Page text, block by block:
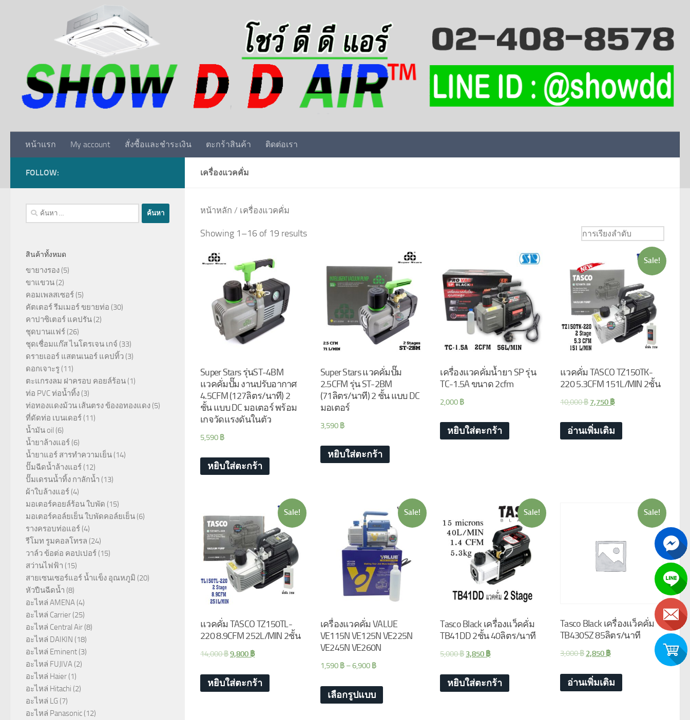
หน้าแรก My account สั่งซื้อและชำระเงิน ตะกร้าสินค้า ติดต่อเรา
เครื่องแวคคั่ม
หน้าหลัก / เครื่องแวคคั่ม
Showing 1–16 of 19 results
Super Stars รุ่นST-4BM
แวคคั่มปั๊ม งานปรับอากาศ
4.5CFM (127ลิตร/นาที) 2
ชั้น แบบ DC มอเตอร์ พร้อม
เกจวัดแรงดันในตัว
5,590 ฿
หยิบใส่ตะกร้า
Super Stars แวคคั่มปั๊ม
2.5CFM รุ่น ST-2BM
(71ลิตร/นาที) 2 ชั้น แบบ DC
มอเตอร์
3,590 ฿
หยิบใส่ตะกร้า
เครื่องแวคคั่มน้ำยา SP รุ่น
TC-1.5A ขนาด 2cfm
2,000 ฿
หยิบใส่ตะกร้า
Sale!
แวคคั่ม TASCO TZ150TK-
220 5.3CFM 151L/MIN 2ชั้น
10,000฿ 7,750 ฿
อ่านเพิ่มเติม
Sale!
แวคคั่ม TASCO TZ150TL-
220 8.9CFM 252L/MIN 2ชั้น
14,000฿9,800 ฿
หยิบใส่ตะกร้า
Sale!
เครื่องแวคคั่ม VALUE
VE115N VE125N VE225N
VE245N VE260N
1,590 ฿–6,900 ฿
เลือกรูปแบบ
Sale!
Tasco Black เครื่องแว็คคั่ม
TB41DD 2ชั้น 40ลิตร/นาที
5,000฿ 3,850 ฿
หยิบใส่ตะกร้า
Sale!
Tasco Black เครื่องแว็คคั่ม
TB430SZ 85ลิตร/นาที
3,000฿ 2,850 ฿
อ่านเพิ่มเติม
FOLLOW:
ค้นหา
สำหรับ:
สินค้าทั้งหมด
ขายางรอง (5)
ขาแขวน (2)
คอมเพลสเซอร์ (5)
คัตเตอร์ รีมเมอร์ ขยายท่อ (30)
คาปาซิเตอร์ แคปรัน (2)
ชุดบานแฟร์ (26)
ชุดเชื่อมแก๊ส ไนโตรเจน เกจ์ (33)
ดรายเออร์ แสตนเนอร์ แคปทิ้ว (3)
ดอกเจาะรู (11)
ตะแกรงลม ฝาครอบ คอยล์ร้อน (1)
ท่อ PVC ท่อน้ำทิ้ง (3)
ท่อทองแดงม้วน เส้นตรง ข้องอทองแดง (5)
ที่ดัดท่อ เบนเดอร์ (11)
น้ำมัน oil (6)
น้ำยาล้างแอร์ (6)
น้ำยาแอร์ สารทำความเย็น (14)
ปั๊มฉีดน้ำล้างแอร์ (12)
ปั๊มเดรนน้ำทิ้ง กาลักน้ำ (13)
ผ้าใบล้างแอร์ (4)
มอเตอร์คอยล์ร้อน ใบพัด (15)
มอเตอร์คอล์ยเย็น ใบพัดคอล์ยเย็น (6)
รางครอบท่อแอร์ (4)
รีโมท รูมคอลโทรล (24)
วาล์ว ข้อต่อ คอปเปอร์ (15)
สว่านไฟฟ้า (15)
สายเซนเซอร์แอร์ น้ำแข็ง อุณหภูมิ (20)
หัวปืนฉีดน้ำ (8)
อะไหล่ AMENA (4)
อะไหล่ Carrier (25)
อะไหล่ Central Air (8)
อะไหล่ DAIKIN (18)
อะไหล่ Eminent (3)
อะไหล่ FUJIVA (2)
อะไหล่ Haier (1)
อะไหล่ Hitachi (2)
อะไหล่ LG (7)
อะไหล่ Panasonic (12)